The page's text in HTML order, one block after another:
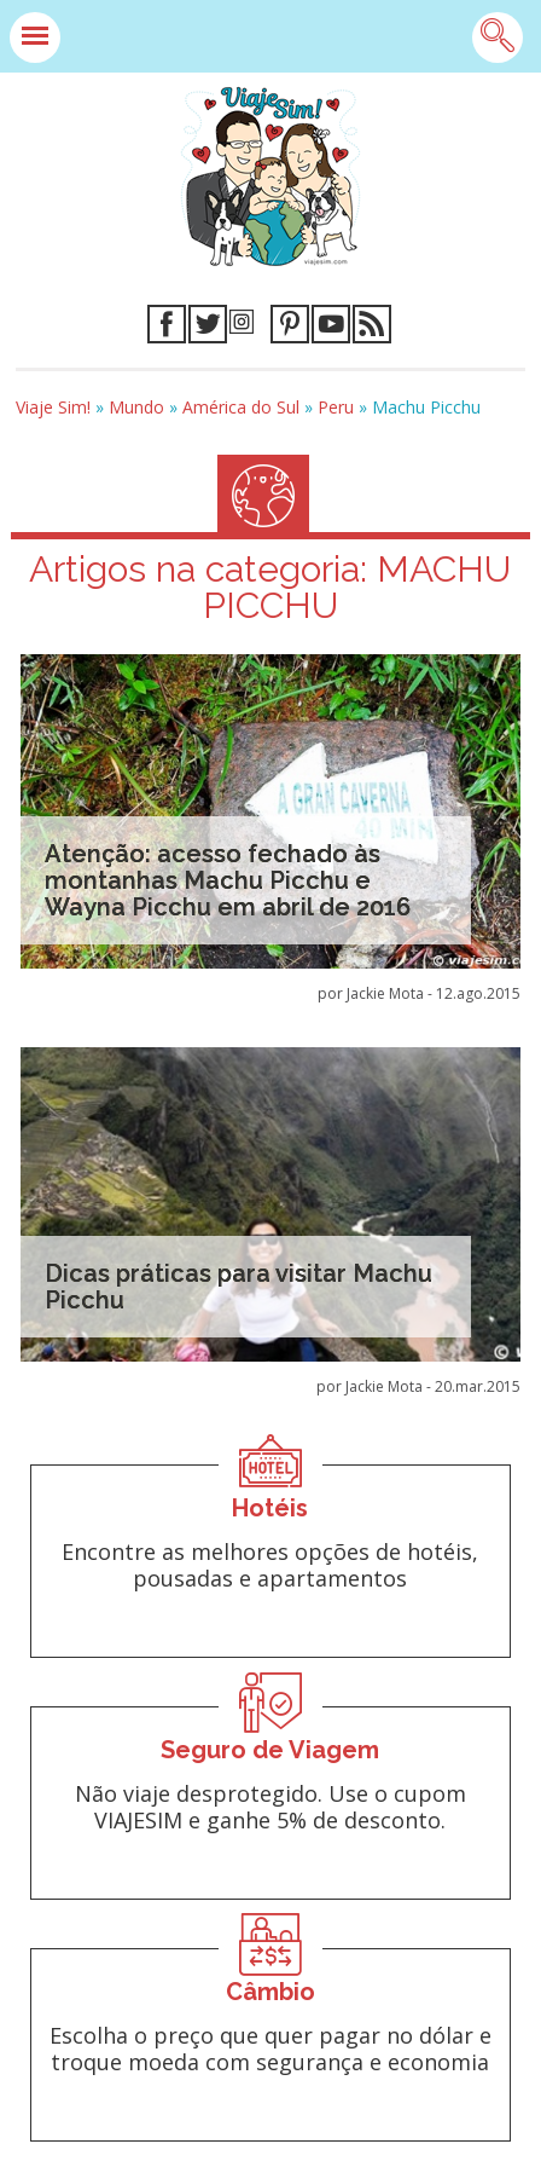
Viaje Sim! » Mundo »América do Sul » Peru » Machu Picchu
Artigos na categoria: MACHU
PICCHU
Atenção: acesso fechado às
montanhas Machu Picchu e
Wayna Picchu em abril de 2016
por Jackie Mota - 12.ago.2015
Dicas práticas para visitar Machu
Picchu
por Jackie Mota -20.mar.2015
Hotéis
Encontre as melhores opções de hotéis,
pousadas e apartamentos
Seguro de Viagem
Não viaje desprotegido. Use o cupom
VIAJESIM e ganhe 5% de desconto.
Câmbio
Escolha o preço que quer pagar no dólar e
troque moeda com segurança e economia